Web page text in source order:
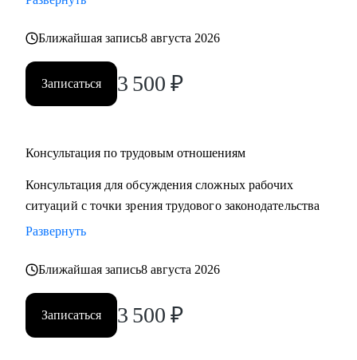
Ближайшая запись8 августа 2026
Записаться 3 500 ₽
Консультация по трудовым отношениям
Консультация для обсуждения сложных рабочих
ситуаций с точки зрения трудового законодательства
Развернуть
Ближайшая запись8 августа 2026
Записаться 3 500 ₽